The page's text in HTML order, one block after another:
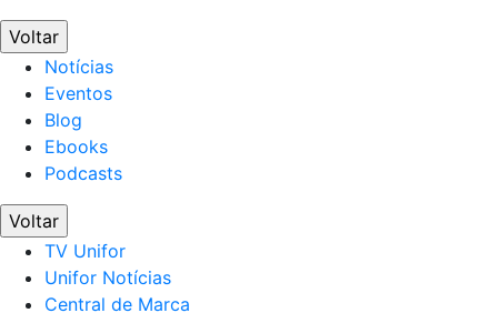
Voltar
Notícias
Eventos
Blog
Ebooks
Podcasts
Voltar
TV Unifor
Unifor Notícias
Central de Marca